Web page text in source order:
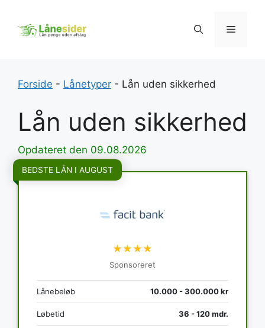
indhold
Menu
Forside - Lånetyper - Lån uden sikkerhed
Lån uden sikkerhed
Opdateret den 09.08.2026
BEDSTE LÅN I AUGUST
★★★★
Sponsoreret
Lånebeløb 10.000 - 300.000 kr
Løbetid 36 - 120 mdr.